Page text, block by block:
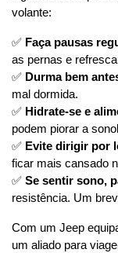
volante:
✅ Faça pausas
as pernas e
✅ Durma bem
mal dormida.
✅ Hidrate-se e
podem piorar a
✅ Evite dirigir por
ficar mais cansado
✅ Se sentir sono,
resistência. Um
Com um Jeep
um aliado para